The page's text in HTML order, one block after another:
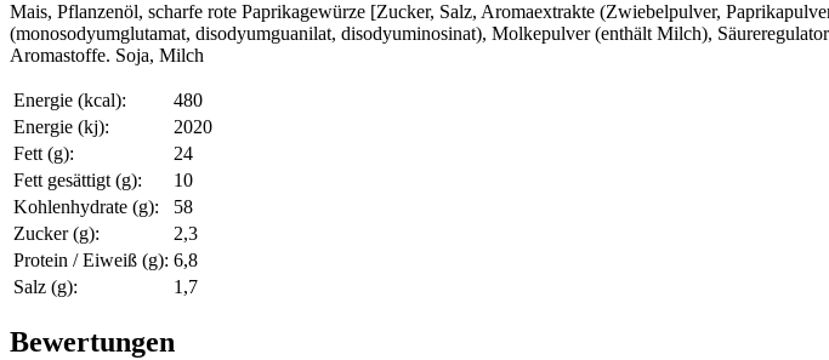
Mais, Pflanzenöl, scharfe rote Paprikagewürze [Zucker, Salz, Aromaextrakte (Zwiebelpulver,
(monosodyumglutamat, disodyumguanilat, disodyuminosinat), Molkepulver (enthält Milch),
Aromastoffe. Soja, Milch
Energie (kcal):
480
Energie (kj):
2020
Fett (g):
24
Fett gesättigt (g):
10
Kohlenhydrate (g):
58
Zucker (g):
2,3
Protein / Eiweiß (g): 6,8
Salz (g):
1,7
Bewertungen